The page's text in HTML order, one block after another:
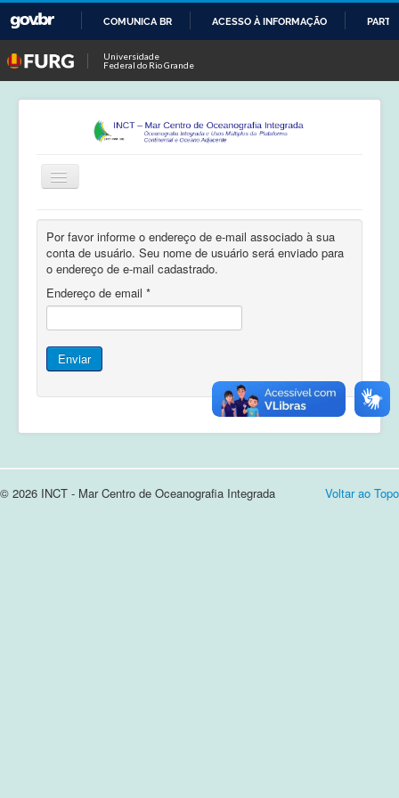
O
CONTEÚDO
COMUNICA BR ACESSO À INFORMAÇÃO
Universidade
Federal do Rio Grande
Alternar
Navegação
Início
Publicações
Calendário
Boletim
Atividades de Campo
Cursos e Apresentações
Login
Notícias
Por favor informe o endereço de e-mail associado à sua
conta de usuário. Seu nome de usuário será enviado para
o endereço de e-mail cadastrado.
Endereço de email *
Enviar
Voltar ao Topo
© 2026 INCT - Mar Centro de Oceanografia Integrada